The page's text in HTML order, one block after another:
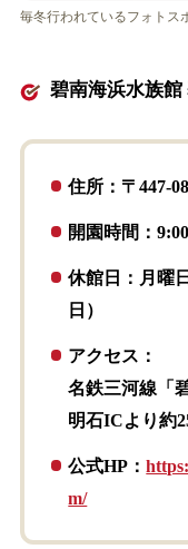
毎冬行われているフォトス
碧南海浜水族館
住所：〒447-
開園時間：
休館日：月曜
日）
アクセス：
名鉄三河線「
明石ICより約
公式HP：
m/